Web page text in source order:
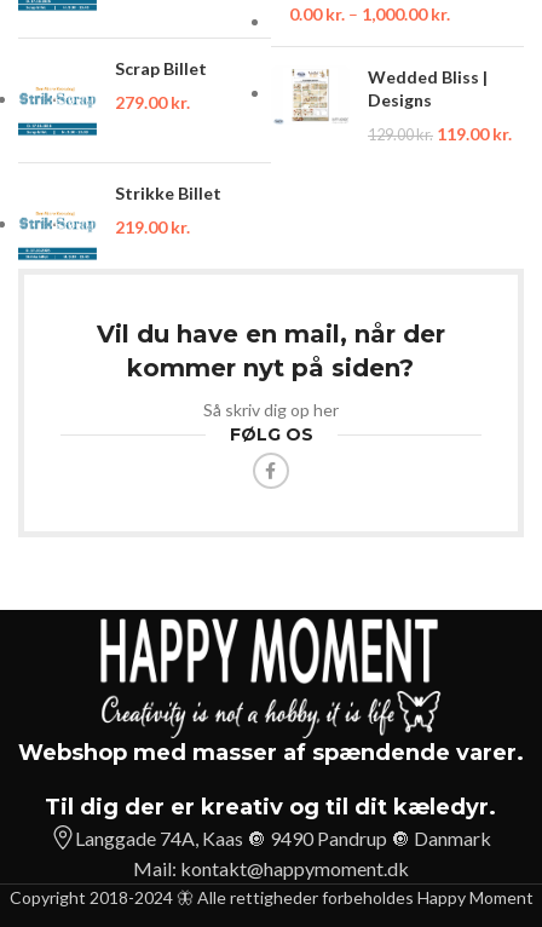
Scrap Billet
279.00kr.
Strikke Billet
219.00kr.
0.00kr. – 1,000.00kr.
Wedded Bliss |
Designs
129.00kr. 119.00kr.
Vil du have en mail, når der
kommer nyt på siden?
Så skriv dig op her
FØLG OS
Webshop med masser af spændende varer.
Til dig der er kreativ og til dit kæledyr.
Langgade 74A, Kaas 🔘 9490 Pandrup 🔘 Danmark
Mail: kontakt@happymoment.dk
Copyright 2018-2024 🦋 Alle rettigheder forbeholdes Happy Moment